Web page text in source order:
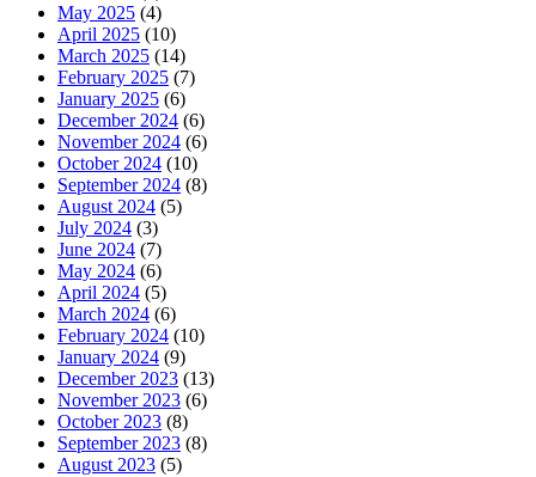
May 2025 (4)
April 2025 (10)
March 2025 (14)
February 2025 (7)
January 2025 (6)
December 2024 (6)
November 2024 (6)
October 2024 (10)
September 2024 (8)
August 2024 (5)
July 2024 (3)
June 2024 (7)
May 2024 (6)
April 2024 (5)
March 2024 (6)
February 2024 (10)
January 2024 (9)
December 2023 (13)
November 2023 (6)
October 2023 (8)
September 2023 (8)
August 2023 (5)